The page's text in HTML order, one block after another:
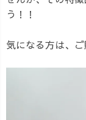
う！！
気になる方は、